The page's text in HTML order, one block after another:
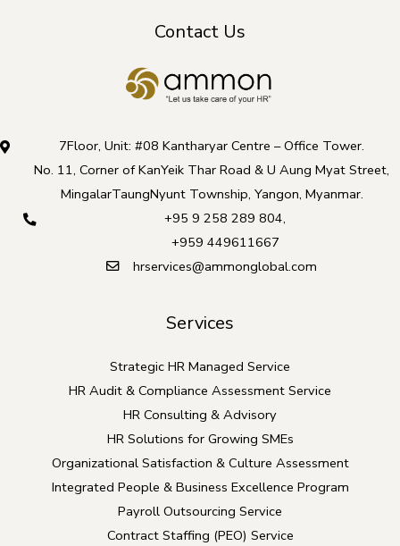
Contact Us
7Floor, Unit: #08 Kantharyar Centre – Office Tower.
No. 11, Corner of KanYeik Thar Road & U Aung Myat Street,
MingalarTaungNyunt Township, Yangon, Myanmar.
+95 9 258 289 804,
+959 449611667
hrservices@ammonglobal.com
Services
Strategic HR Managed Service
HR Audit & Compliance Assessment Service
HR Consulting & Advisory
HR Solutions for Growing SMEs
Organizational Satisfaction & Culture Assessment
Integrated People & Business Excellence Program
Payroll Outsourcing Service
Contract Staffing (PEO) Service